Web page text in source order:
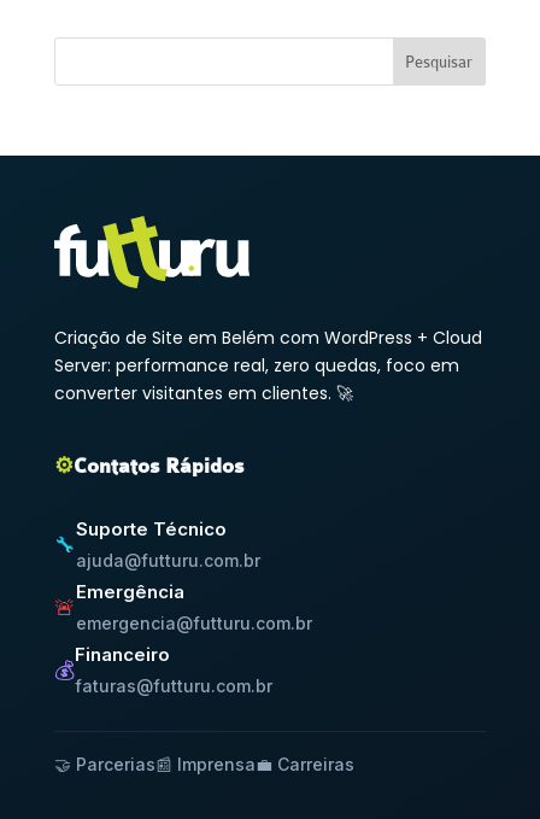
Criação de Site em Belém com WordPress + Cloud
Server: performance real, zero quedas, foco em
converter visitantes em clientes. 🚀
⚙️Contatos Rápidos
🔧
Suporte Técnico
ajuda@futturu.com.br
🚨
Emergência
emergencia@futturu.com.br
💰
Financeiro
faturas@futturu.com.br
🤝 Parcerias📰 Imprensa💼 Carreiras